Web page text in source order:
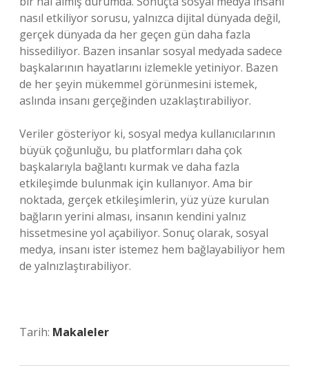
nasıl etkiliyor sorusu, yalnızca dijital dünyada değil,
gerçek dünyada da her geçen gün daha fazla
hissediliyor. Bazen insanlar sosyal medyada sadece
başkalarının hayatlarını izlemekle yetiniyor. Bazen
de her şeyin mükemmel görünmesini istemek,
aslında insanı gerçeğinden uzaklaştırabiliyor.
Veriler gösteriyor ki, sosyal medya kullanıcılarının
büyük çoğunluğu, bu platformları daha çok
başkalarıyla bağlantı kurmak ve daha fazla
etkileşimde bulunmak için kullanıyor. Ama bir
noktada, gerçek etkileşimlerin, yüz yüze kurulan
bağların yerini alması, insanın kendini yalnız
hissetmesine yol açabiliyor. Sonuç olarak, sosyal
medya, insanı ister istemez hem bağlayabiliyor hem
de yalnızlaştırabiliyor.
Tarih: Makaleler